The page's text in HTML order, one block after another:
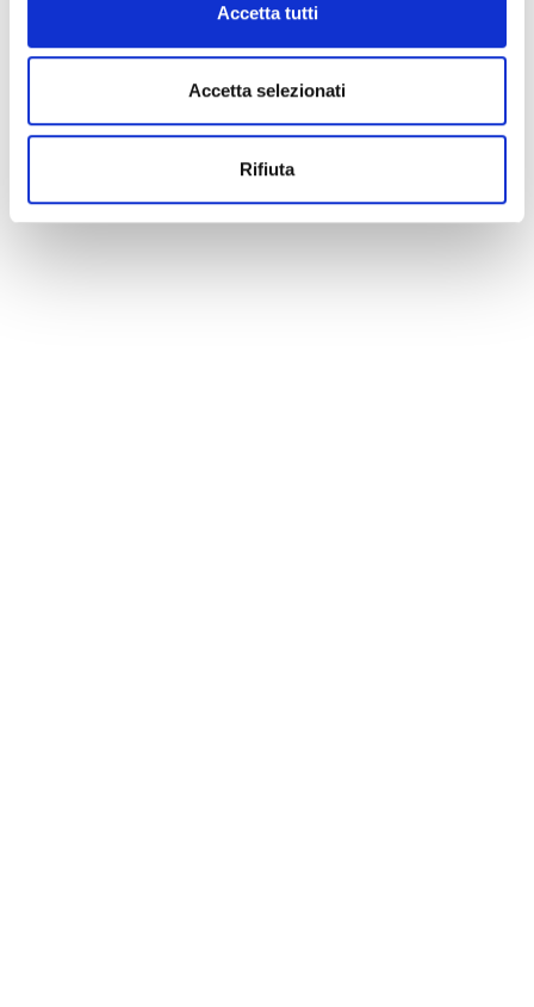
sul comportamento dei visitatori per capire meglio i loro
interessi e ottimizzare il sito web.
Le preferenze possono essere modificate in qualsiasi
dei Dati.
Accetta tutti
Accetta selezionati
Rifiuta